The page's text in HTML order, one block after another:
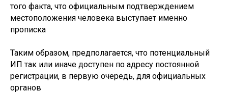
того факта, что официальным подтверждением
местоположения человека выступает именно
прописка
Таким образом, предполагается, что потенциальный
ИП так или иначе доступен по адресу постоянной
регистрации, в первую очередь, для официальных
органов